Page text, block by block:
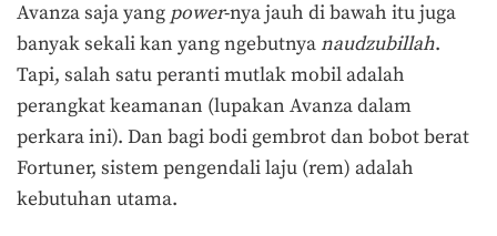
Avanza saja yang power-nya jauh di bawah itu juga
banyak sekali kan yang ngebutnyanaudzubillah.
Tapi, salah satu peranti mutlak mobil adalah
perangkat keamanan (lupakan Avanza dalam
perkara ini). Dan bagi bodi gembrot dan bobot berat
Fortuner, sistem pengendali laju (rem) adalah
kebutuhan utama.